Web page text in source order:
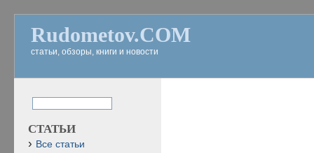
Rudometov.COM
статьи, обзоры, книги и новости
СТАТЬИ
Все статьи